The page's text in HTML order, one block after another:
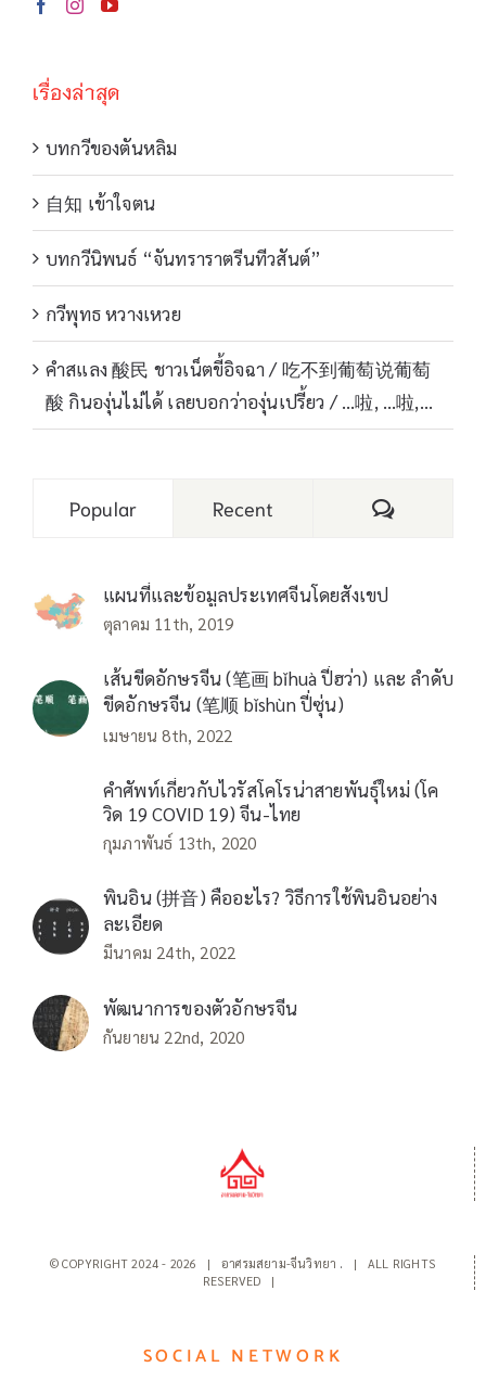
เรื่องล่าสุด
บทกวีของตันหลิม
自知 เข้าใจตน
บทกวีนิพนธ์ “จันทราราตรีนทีวสันต์”
กวีพุทธ หวางเหวย
คำสแลง 酸民 ชาวเน็ตขี้อิจฉา / 吃不到葡萄说葡萄
酸 กินองุ่นไม่ได้ เลยบอกว่าองุ่นเปรี้ยว / …啦, …啦,…
Popular Recent Comments
แผนที่และข้อมูลประเทศจีนโดยสังเขป
ตุลาคม 11th, 2019
เส้นขีดอักษรจีน (笔画 bǐhuà ปี่ฮว่า) และ ลำดับ
ขีดอักษรจีน (笔顺 bǐshùn ปี่ซุ่น)
เมษายน 8th, 2022
คำศัพท์เกี่ยวกับไวรัสโคโรน่าสายพันธุ์ใหม่ (โค
วิด 19 COVID 19) จีน-ไทย
กุมภาพันธ์ 13th, 2020
พินอิน (拼音) คืออะไร? วิธีการใช้พินอินอย่าง
ละเอียด
มีนาคม 24th, 2022
พัฒนาการของตัวอักษรจีน
กันยายน 22nd, 2020
© COPYRIGHT 2024 - 2026 | อาศรมสยาม-จีนวิทยา .
| ALL RIGHTS
RESERVED |
SOCIAL NETWORK